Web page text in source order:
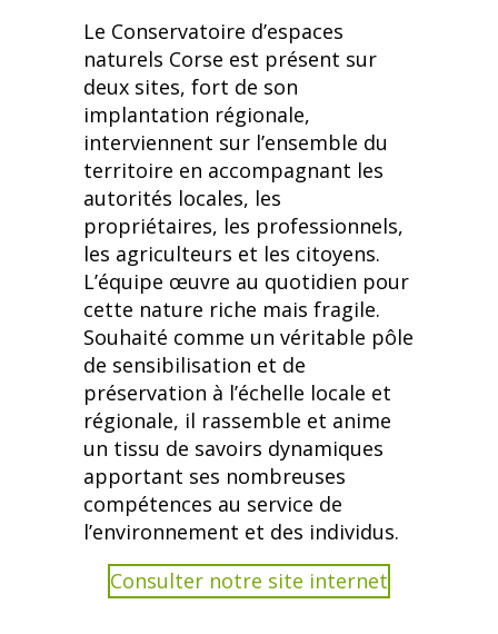
Le Conservatoire d’espaces
naturels Corse est présent sur
deux sites, fort de son
implantation régionale,
interviennent sur l’ensemble du
territoire en accompagnant les
autorités locales, les
propriétaires, les professionnels,
les agriculteurs et les citoyens.
L’équipe œuvre au quotidien pour
cette nature riche mais fragile.
Souhaité comme un véritable pôle
de sensibilisation et de
préservation à l’échelle locale et
régionale, il rassemble et anime
un tissu de savoirs dynamiques
apportant ses nombreuses
compétences au service de
l’environnement et des individus.
Consulter notre site internet